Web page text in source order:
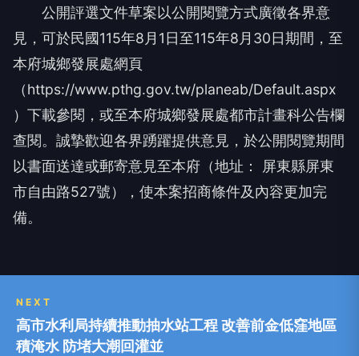
公開評選文件草案以公開閱覽方式廣徵各界意
見，可於民國115年8月1日至115年8月30日期間，至
本府城鄉發展處網頁
（https://www.pthg.gov.tw/planeab/Default.aspx
）下載參閱，或至本府城鄉發展處都市計畫科公告欄
查閱。誠摯歡迎各界踴躍提供意見，於公開閱覽期間
以書面送達或郵寄意見至本府（地址： 屏東縣屏東
市自由路527號），使本案招商條件及內容更加完
備。
NEXT
高市水利局持續推動抽水站工程 改善前金低窪地區
積淹水 防堵大潮回灌並